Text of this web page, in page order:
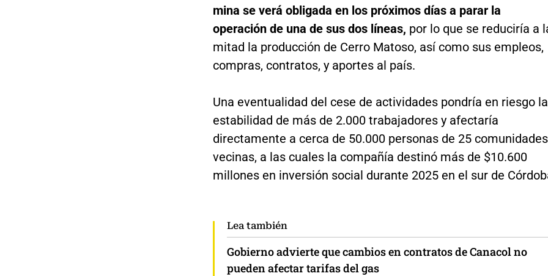
mina se verá obligada en los próximos días a parar la
operación de una de sus dos líneas, por lo que se reduciría a
mitad la producción de Cerro Matoso, así como sus empleos,
compras, contratos, y aportes al país.
Una eventualidad del cese de actividades pondría en riesgo la
estabilidad de más de 2.000 trabajadores y afectaría
directamente a cerca de 50.000 personas de 25 comunidades
vecinas, a las cuales la compañía destinó más de $10.600
millones en inversión social durante 2025 en el sur de
Lea también
Gobierno advierte que cambios en contratos de Canacol no
pueden afectar tarifas del gas